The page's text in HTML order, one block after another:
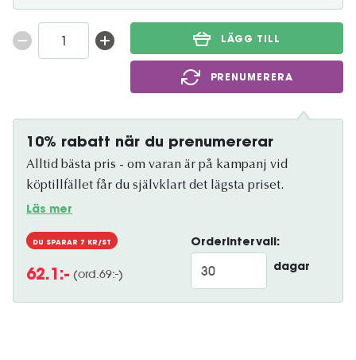
LÄGG TILL
PRENUMERERA
10% rabatt när du prenumererar
Alltid bästa pris - om varan är på kampanj vid
köptillfället får du självklart det lägsta priset.
Läs mer
DU SPARAR 7 KR/ST
62.1 :- (ord.69:-)
Orderintervall:
dagar